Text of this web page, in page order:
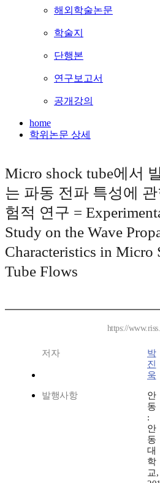
해외학술논문
학술지
단행본
연구보고서
공개강의
home
학위논문 상세
Micro shock tube에서
는 파동 전파 특성에 관
험적 연구 =
Study on the Wave
Characteristics in Micro
Tube Flows
https://
저자
박
진
욱
발행사항
안
동
:
안
동
대
학
교,